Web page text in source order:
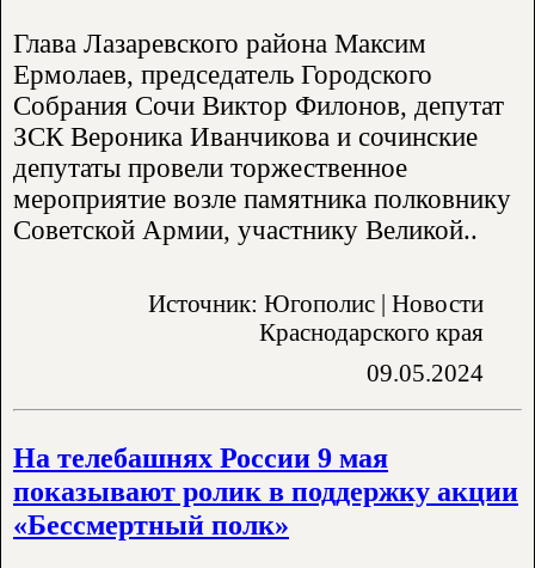
Глава Лазаревского района Максим
Ермолаев, председатель Городского
Собрания Сочи Виктор Филонов, депутат
ЗСК Вероника Иванчикова и сочинские
депутаты провели торжественное
мероприятие возле памятника полковнику
Советской Армии, участнику Великой..
Источник: Югополис | Новости
Краснодарского края
09.05.2024
На телебашнях России 9 мая
показывают ролик в поддержку акции
«Бессмертный полк»